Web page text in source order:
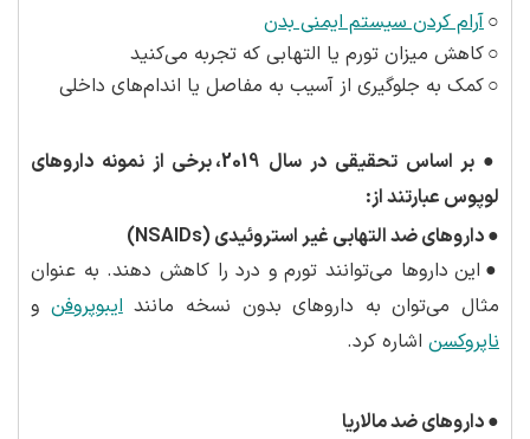
○آرام کردن سیستم ایمنی بدن
○کاهش میزان تورم یا التهابی که تجربه می‌کنید
○کمک به جلوگیری از آسیب به مفاصل یا اندام‌های داخلی
●
بر اساس تحقیقی در سال 2019، برخی از نمونه داروهای
لوپوس عبارتند از:
●داروهای ضد التهابی غیر استروئیدی (NSAIDs
)
● این داروها می‌توانند تورم و درد را کاهش دهند. به عنوان
مثال می‌توان به داروهای بدون نسخه مانندایبوپروفن و
ناپروکسن اشاره کرد.
●داروهای ضد مالاریا